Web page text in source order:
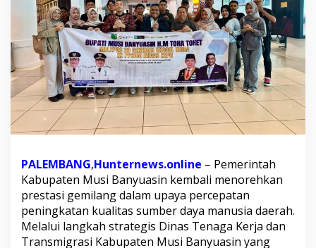
S
u
m
s
e
l
y
a
n
M
n
a
p
a
t
k
PALEMBANG,Hunternews.online – Pemerintah
Kabupaten Musi Banyuasin kembali menorehkan
prestasi gemilang dalam upaya percepatan
peningkatan kualitas sumber daya manusia daerah.
Melalui langkah strategis Dinas Tenaga Kerja dan
Transmigrasi Kabupaten Musi Banyuasin yang